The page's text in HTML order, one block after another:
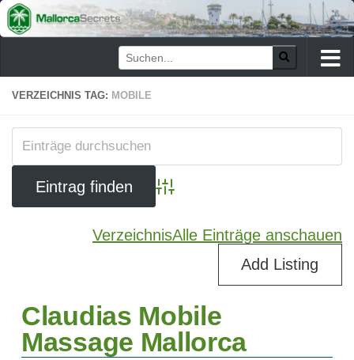
Zum Inhalt springen
VERZEICHNIS TAG: MOBILE
Advanced Search
VerzeichnisAlle Einträge anschauen
Add Listing
Claudias Mobile
Massage Mallorca